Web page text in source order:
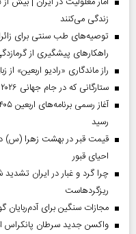
زندگی می‌کنند
توصیه‌های طب سنتی برای
راهکارهای پیشگیری از
راز ماندگاری «رادیو اربعین»
ستارگانی که در جام جهانی ۲۰۲۶ بازی نکردند
رسید
احیای قبور
چرا گرد و غبار در ایران تشدید
ریزگردهاست
مجازات سنگین برای آدم‌ربایان
واکسن جدید سرطان